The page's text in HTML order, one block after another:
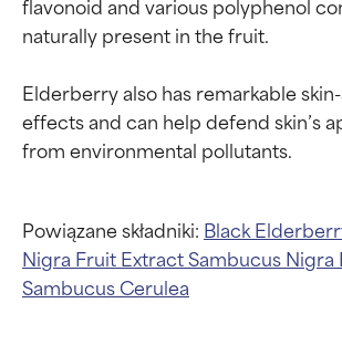
naturally present in the fruit.
Elderberry also has remarkable
effects and can help defend skin’s
Powiązane składniki: Black
Nigra Fruit ExtractSambucus Nigra
Sambucus Cerulea